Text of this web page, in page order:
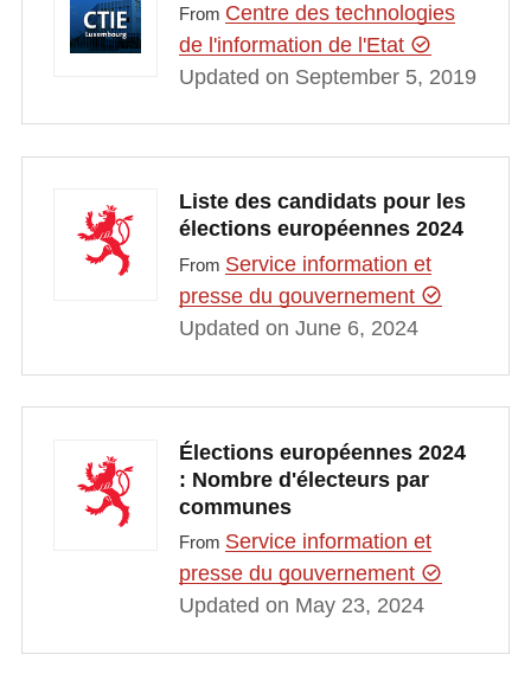
From Centre des technologies
de l'information de l'Etat
Updated on September 5, 2019
Liste des candidats pour les
élections européennes 2024
From Service information et
presse du gouvernement
Updated on June 6, 2024
Élections européennes 2024
: Nombre d'électeurs par
communes
From Service information et
presse du gouvernement
Updated on May 23, 2024